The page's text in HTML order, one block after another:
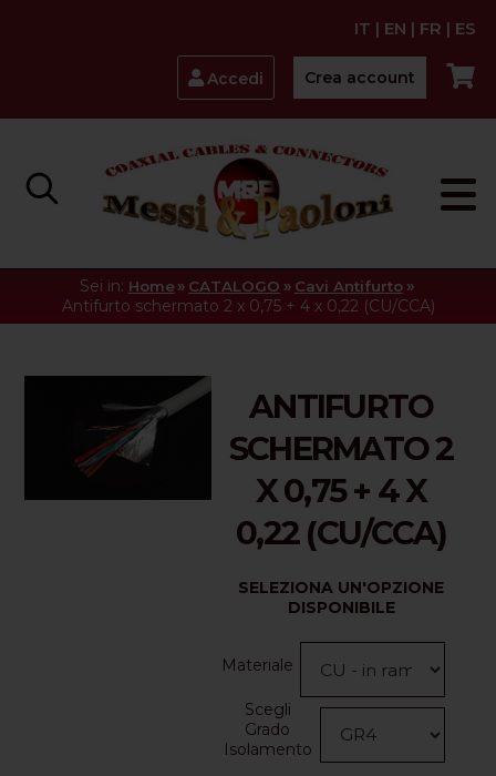
IT | EN | FR | ES
Accedi Crea account
Sei in: Home » CATALOGO » Cavi Antifurto »
Antifurto schermato 2 x 0,75 + 4 x 0,22 (CU/CCA)
ANTIFURTO
SCHERMATO 2
X 0,75 + 4 X
0,22 (CU/CCA)
SELEZIONA UN'OPZIONE
DISPONIBILE
Materiale
Scegli
Grado
Isolamento